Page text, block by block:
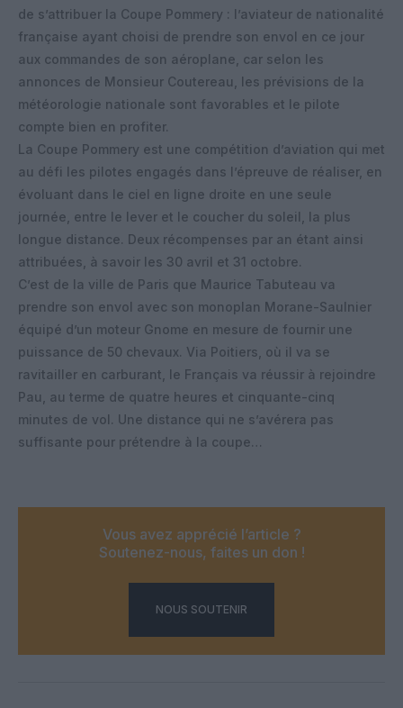
de s’attribuer la Coupe Pommery : l’aviateur de nationalité
française ayant choisi de prendre son envol en ce jour
aux commandes de son aéroplane, car selon les
annonces de Monsieur Coutereau, les prévisions de la
météorologie nationale sont favorables et le pilote
compte bien en profiter.
La Coupe Pommery est une compétition d’aviation qui met
au défi les pilotes engagés dans l’épreuve de réaliser, en
évoluant dans le ciel en ligne droite en une seule
journée, entre le lever et le coucher du soleil, la plus
longue distance. Deux récompenses par an étant ainsi
attribuées, à savoir les 30 avril et 31 octobre.
C’est de la ville de Paris que Maurice Tabuteau va
prendre son envol avec son monoplan Morane-Saulnier
équipé d’un moteur Gnome en mesure de fournir une
puissance de 50 chevaux. Via Poitiers, où il va se
ravitailler en carburant, le Français va réussir à rejoindre
Pau, au terme de quatre heures et cinquante-cinq
minutes de vol. Une distance qui ne s’avérera pas
suffisante pour prétendre à la coupe…
Vous avez apprécié l’article ?
Soutenez-nous, faites un don !
NOUS SOUTENIR